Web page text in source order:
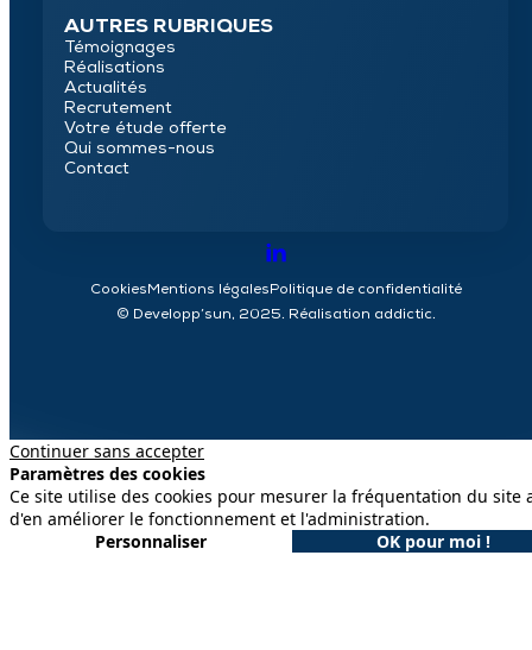
AUTRES RUBRIQUES
Témoignages
Réalisations
Actualités
Recrutement
Votre étude offerte
Qui sommes-nous
Contact
CookiesMentions légalesPolitique de confidentialité
© Developp’sun, 2025. Réalisation addictic.